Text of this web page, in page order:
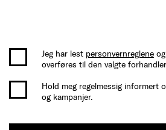
Jeg har lest personvernreglene
overføres til den valgte
Hold meg regelmessig informert
og kampanjer.